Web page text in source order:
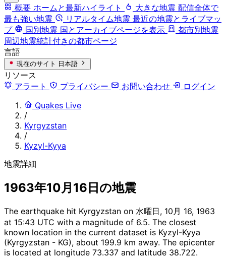
概要 ホームと最新ハイライト 大きな地震 配信全体で
最も強い地震
リアルタイム地震 最近の地震とライブマッ
プ
国別地震 国とアーカイブページを表示
都市別地震
周辺地震統計付きの都市ページ
言語
現在のサイト 日本語
リソース
アラート
プライバシー お問い合わせ
ログイン
Quakes Live
/
Kyrgyzstan
/
Kyzyl-Kyya
地震詳細
1963年10月16日の地震
The earthquake hit Kyrgyzstan on 水曜日, 10月 16, 1963
at 15:43 UTC with a magnitude of 6.5. The closest
known location in the current dataset is Kyzyl-Kyya
(Kyrgyzstan - KG), about 199.9 km away. The epicenter
is located at longitude 73.337 and latitude 38.722.